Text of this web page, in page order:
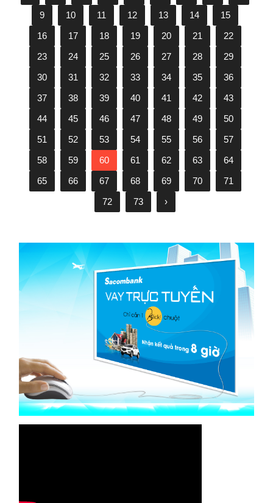
9
10 11 12 13 14
15
16
17 18 19 20 21
22
23
24 25 26 27 28
29
30
31 32 33 34 35
36
37
38 39 40 41 42
43
44
45 46 47 48 49
50
51
52 53 54 55 56
57
58
59 60 61 62 63
64
65
66 67 68 69 70
71
72
73 ›